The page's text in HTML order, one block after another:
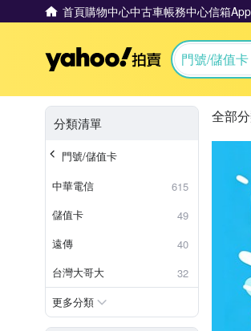
首頁購物中心中古車帳務中心信箱
Yahoo拍賣
門號/儲值卡
分類清單
門號/儲值卡
中華電信
615
儲值卡
49
遠傳
40
台灣大哥大
32
更多分類